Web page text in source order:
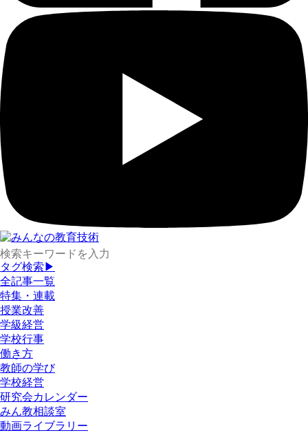
タグ検索▶
全記事一覧
特集・連載
授業改善
学級経営
学校行事
働き方
教師の学び
学校経営
研究会カレンダー
みん教相談室
動画ライブラリー